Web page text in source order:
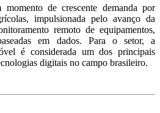
de crescente demanda por
impulsionada pelo avanço da
remoto de equipamentos,
em dados. Para o setor, a
é considerada um dos principais
digitais no campo brasileiro.